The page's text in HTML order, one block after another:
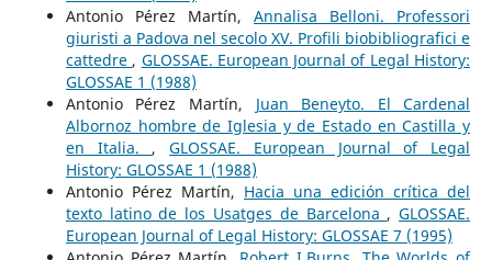
Antonio Pérez Martín,Annalisa Belloni. Professori
giuristi a Padova nel secolo XV. Profili biobibliografici e
cattedre , GLOSSAE. European Journal of Legal History:
GLOSSAE 1 (1988)
Antonio Pérez Martín, Juan Beneyto. El Cardenal
Albornoz hombre de Iglesia y de Estado en Castilla y
en Italia. ,GLOSSAE. European Journal of Legal
History: GLOSSAE 1 (1988)
Antonio Pérez Martín, Hacia una edición crítica del
texto latino de los Usatges de Barcelona ,GLOSSAE.
European Journal of Legal History: GLOSSAE 7 (1995)